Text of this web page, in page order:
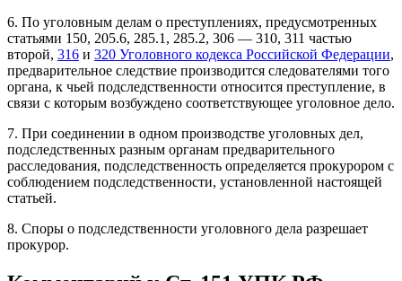
6. По уголовным делам о преступлениях, предусмотренных
статьями 150, 205.6, 285.1, 285.2, 306 — 310, 311 частью
второй, 316 и 320 Уголовного кодекса Российской Федерации,
предварительное следствие производится следователями того
органа, к чьей подследственности относится преступление, в
связи с которым возбуждено соответствующее уголовное дело.
7. При соединении в одном производстве уголовных дел,
подследственных разным органам предварительного
расследования, подследственность определяется прокурором с
соблюдением подследственности, установленной настоящей
статьей.
8. Споры о подследственности уголовного дела разрешает
прокурор.